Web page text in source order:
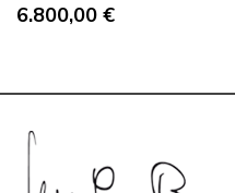
6.800,00 €